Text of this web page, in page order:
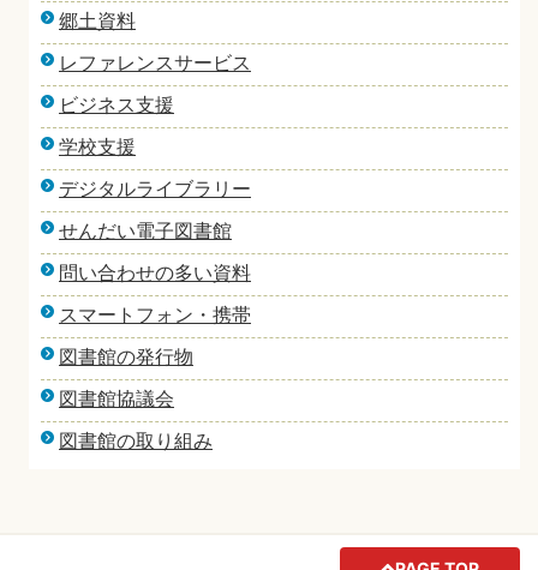
郷土資料
レファレンスサービス
ビジネス支援
学校支援
デジタルライブラリー
せんだい電子図書館
問い合わせの多い資料
スマートフォン・携帯
図書館の発行物
図書館協議会
図書館の取り組み